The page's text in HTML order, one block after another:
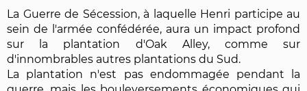
La Guerre de Sécession, à laquelle Henri participe au
sein de l'armée confédérée, aura un impact profond
sur la plantation d'Oak Alley, comme sur
d'innombrables autres plantations du Sud.
La plantation n'est pas endommagée pendant la